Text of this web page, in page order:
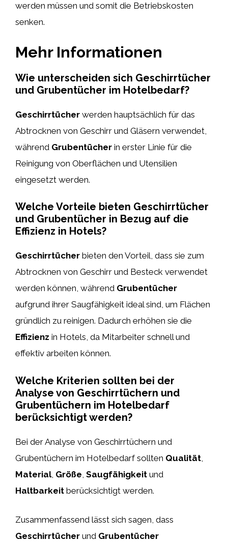
werden müssen und somit die Betriebskosten
senken.
Mehr Informationen
Wie unterscheiden sich Geschirrtücher
und Grubentücher im Hotelbedarf?
Geschirrtücher werden hauptsächlich für das
Abtrocknen von Geschirr und Gläsern verwendet,
während Grubentücher in erster Linie für die
Reinigung von Oberflächen und Utensilien
eingesetzt werden.
Welche Vorteile bieten Geschirrtücher
und Grubentücher in Bezug auf die
Effizienz in Hotels?
Geschirrtücher bieten den Vorteil, dass sie zum
Abtrocknen von Geschirr und Besteck verwendet
werden können, während Grubentücher
aufgrund ihrer Saugfähigkeit ideal sind, um Flächen
gründlich zu reinigen. Dadurch erhöhen sie die
Effizienz in Hotels, da Mitarbeiter schnell und
effektiv arbeiten können.
Welche Kriterien sollten bei der
Analyse von Geschirrtüchern und
Grubentüchern im Hotelbedarf
berücksichtigt werden?
Bei der Analyse von Geschirrtüchern und
Grubentüchern im Hotelbedarf sollten Qualität
Material, Größe Saugfähigkeit und
Haltbarkeit berücksichtigt werden.
Zusammenfassend lässt sich sagen, dass
Geschirrtücher und Grubentücher